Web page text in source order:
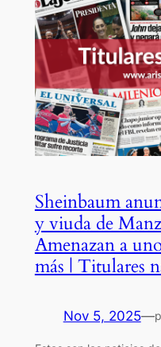
Sheinbaum
y viuda de
Amenazan a
más | Titulares
Nov 5, 2025—